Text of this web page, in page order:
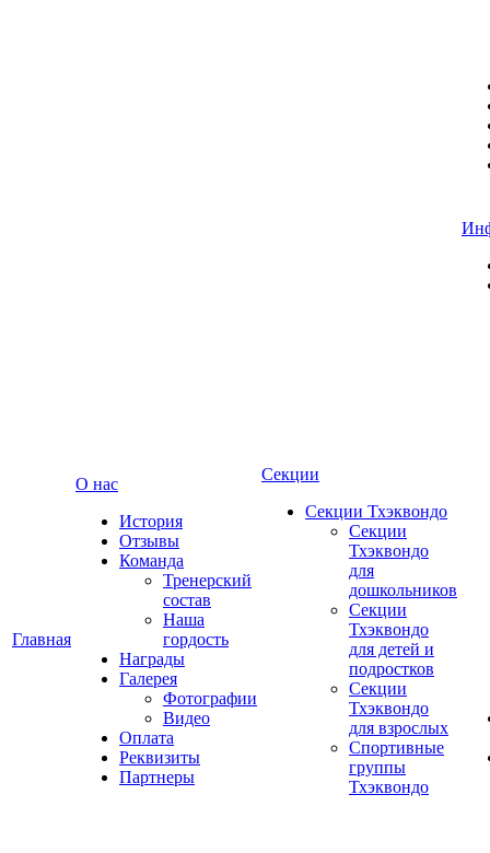
Главная
О нас
История
Отзывы
Команда
Тренерский
состав
Наша
гордость
Награды
Галерея
Фотографии
Видео
Оплата
Реквизиты
Партнеры
Секции
Секции Тхэквондо
Секции
Тхэквондо
для
дошкольников
Секции
Тхэквондо
для детей и
подростков
Секции
Тхэквондо
для взрослых
Спортивные
группы
Тхэквондо